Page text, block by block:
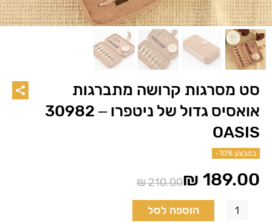
סט מסרגות קרושה מתברגות
אואסיס גדול של ניטפרו – 30982
OASIS
במבצע -10%
₪210.00
המקורי
₪ 189.00
הנוכחי
הוספה לסל